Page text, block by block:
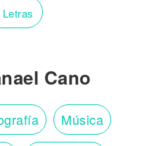
Cano
Música